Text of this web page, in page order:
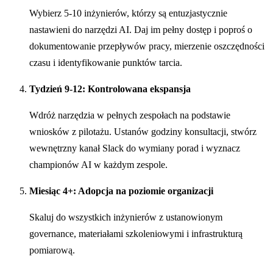
Wybierz 5-10 inżynierów, którzy są entuzjastycznie
nastawieni do narzędzi AI. Daj im pełny dostęp i poproś o
dokumentowanie przepływów pracy, mierzenie oszczędności
czasu i identyfikowanie punktów tarcia.
Tydzień 9-12: Kontrolowana ekspansja
Wdróż narzędzia w pełnych zespołach na podstawie
wniosków z pilotażu. Ustanów godziny konsultacji, stwórz
wewnętrzny kanał Slack do wymiany porad i wyznacz
championów AI w każdym zespole.
Miesiąc 4+: Adopcja na poziomie organizacji
Skaluj do wszystkich inżynierów z ustanowionym
governance, materiałami szkoleniowymi i infrastrukturą
pomiarową.